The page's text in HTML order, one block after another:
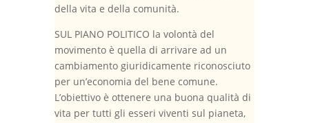
della vita e della comunità.
SUL PIANO POLITICO la volontà del
movimento è quella di arrivare ad un
cambiamento giuridicamente riconosciuto
per un’economia del bene comune.
L’obiettivo è ottenere una buona qualità di
vita per tutti gli esseri viventi sul pianeta,